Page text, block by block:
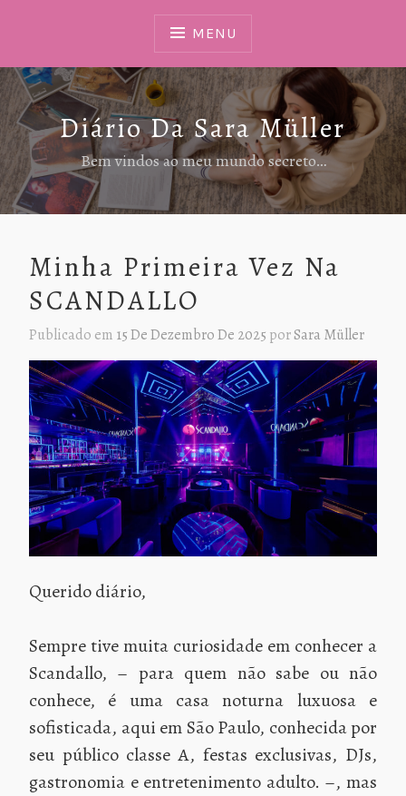
MENU
Diário Da Sara Müller
Bem vindos ao meu mundo secreto…
Minha Primeira Vez Na
SCANDALLO
Publicado em 15 De Dezembro De 2025 porSara Müller
Querido diário,
Sempre tive muita curiosidade em conhecer a
Scandallo, – para quem não sabe ou não
conhece, é uma casa noturna luxuosa e
sofisticada, aqui em São Paulo, conhecida por
seu público classe A, festas exclusivas, DJs,
gastronomia e entretenimento adulto. –, mas